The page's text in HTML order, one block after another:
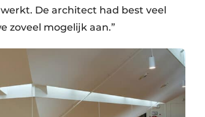
De architect had best veel
zoveel mogelijk aan.”